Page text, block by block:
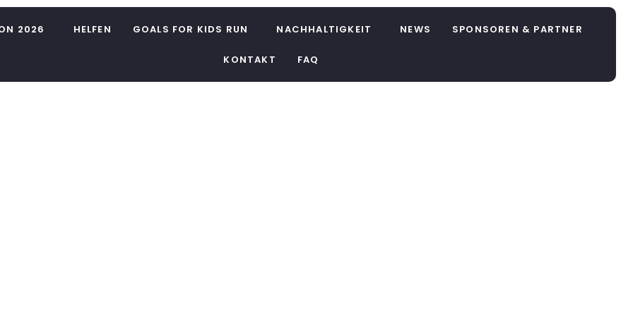
2026 HELFEN GOALS FOR KIDS RUN NACHHALTIGKEIT NEWS SPONSOREN & PARTNER
KONTAKT FAQ